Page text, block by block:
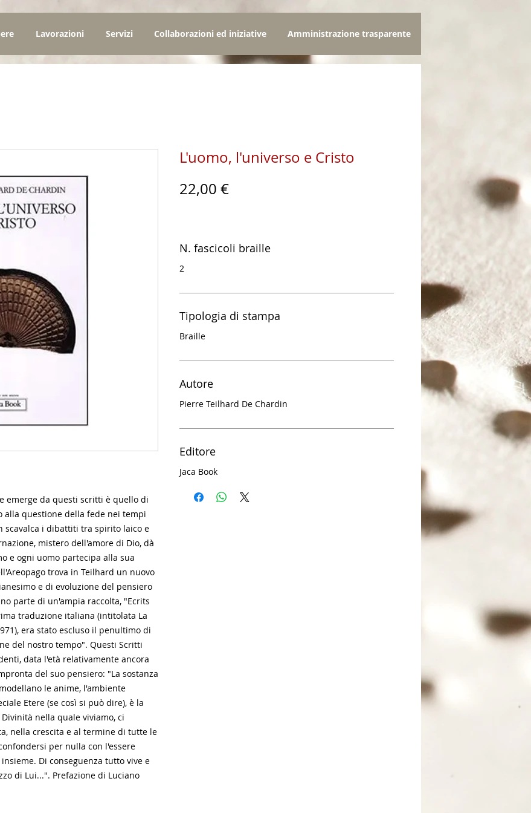
Lavorazioni Servizi Collaborazioni ed iniziative Amministrazione trasparente
emerge da questi scritti è quello di
questione della fede nei tempi
scavalca i dibattiti tra spirito laico e
mistero dell'amore di Dio, dà
e ogni uomo partecipa alla sua
trova in Teilhard un nuovo
e di evoluzione del pensiero
parte di un'ampia raccolta, "Ecrits
traduzione italiana (intitolata La
era stato escluso il penultimo di
del nostro tempo". Questi Scritti
data l'età relativamente ancora
del suo pensiero: "La sostanza
le anime, l'ambiente
Etere (se così si può dire), è la
nella quale viviamo, ci
nella crescita e al termine di tutte le
per nulla con l'essere
Di conseguenza tutto vive e
di Lui...". Prefazione di Luciano
L'uomo, l'universo e Cristo
22,00 €Prezzo
N. fascicoli braille
2
Tipologia di stampa
Braille
Autore
Pierre Teilhard De Chardin
Editore
Jaca Book